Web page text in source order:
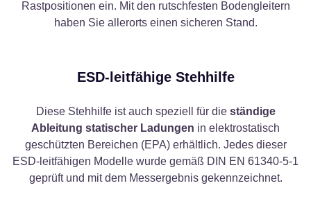
Rastpositionen ein. Mit den rutschfesten Bodengleitern
haben Sie allerorts einen sicheren Stand.
ESD-leitfähige Stehhilfe
Diese Stehhilfe ist auch speziell für die ständige
Ableitung statischer Ladungen in elektrostatisch
geschützten Bereichen (EPA) erhältlich. Jedes dieser
ESD-leitfähigen Modelle wurde gemäß DIN EN 61340-5-1
geprüft und mit dem Messergebnis gekennzeichnet.